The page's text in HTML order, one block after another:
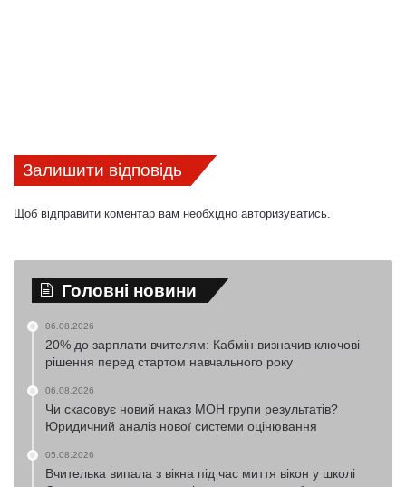
Залишити відповідь
Щоб відправити коментар вам необхідно авторизуватись.
Головні новини
06.08.2026
20% до зарплати вчителям: Кабмін визначив ключові
рішення перед стартом навчального року
06.08.2026
Чи скасовує новий наказ МОН групи результатів?
Юридичний аналіз нової системи оцінювання
05.08.2026
Вчителька випала з вікна під час миття вікон у школі